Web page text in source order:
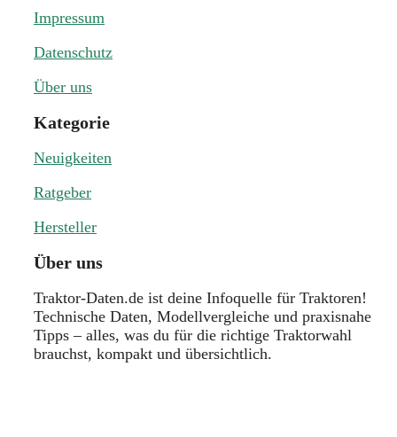
Impressum
Datenschutz
Über uns
Kategorie
Neuigkeiten
Ratgeber
Hersteller
Über uns
Traktor-Daten.de ist deine Infoquelle für Traktoren!
Technische Daten, Modellvergleiche und praxisnahe
Tipps – alles, was du für die richtige Traktorwahl
brauchst, kompakt und übersichtlich.